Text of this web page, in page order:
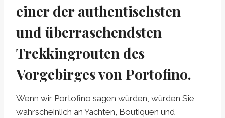
einer der authentischsten
und überraschendsten
Trekkingrouten des
Vorgebirges von Portofino.
Wenn wir Portofino sagen würden, würden Sie
wahrscheinlich an Yachten, Boutiquen und